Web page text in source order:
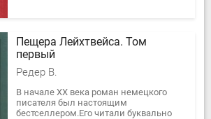
Пещера Лейхтвейса. Том
первый
Редер В.
В начале XX века роман немецкого
писателя был настоящим
бестселлером.Его читали буквально